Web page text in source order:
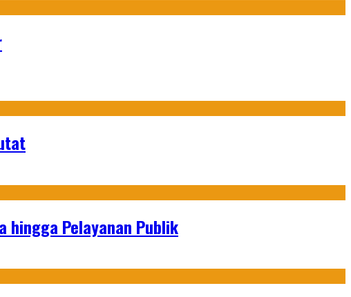
hingga Pelayanan Publik